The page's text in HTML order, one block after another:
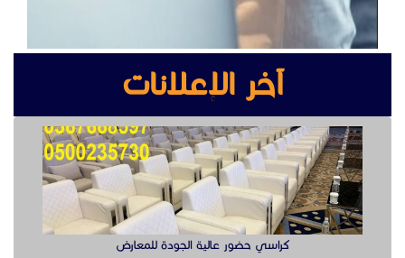
صباب قهوجي وصبابين
صبابين قهوه
قهوجي ضيافة
قهوجي
قهوجيات
قهوجي وصبابين
مباشرين نساء
مباشرين رجال
كراسي حضور عالية الجودة للمعارض
راوتر ريجي